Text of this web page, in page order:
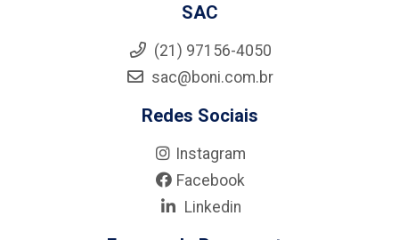
SAC
(21) 97156-4050
sac@boni.com.br
Redes Sociais
Instagram
Facebook
Linkedin